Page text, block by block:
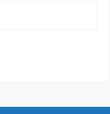
và micro tích